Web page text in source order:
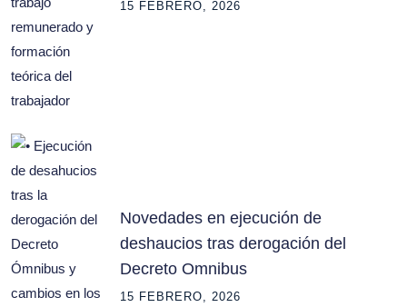
15 FEBRERO, 2026
Novedades en ejecución de
deshaucios tras derogación del
Decreto Omnibus
15 FEBRERO, 2026